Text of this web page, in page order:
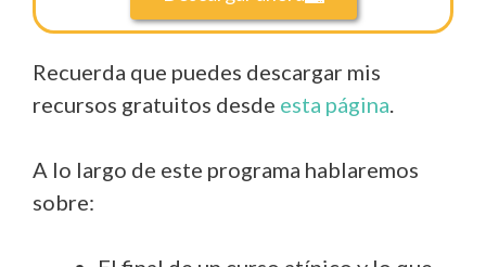
Recuerda que puedes descargar mis
recursos gratuitos desde esta página.
A lo largo de este programa hablaremos
sobre: